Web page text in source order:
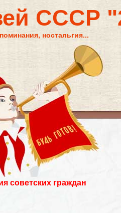
СССР
ностальгия...
советских граждан